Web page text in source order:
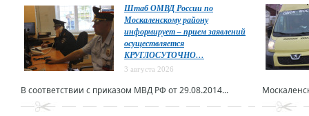
Штаб ОМВД России по
Москаленскому району
информирует – прием заявлений
осуществляется
КРУГЛОСУТОЧНО…
3 августа 2026
В соответствии с приказом МВД РФ от 29.08.2014...